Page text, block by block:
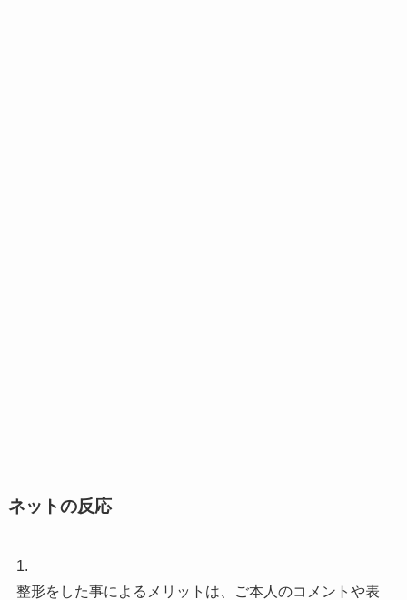
ネットの反応
1.
整形をした事によるメリットは、ご本人のコメントや表